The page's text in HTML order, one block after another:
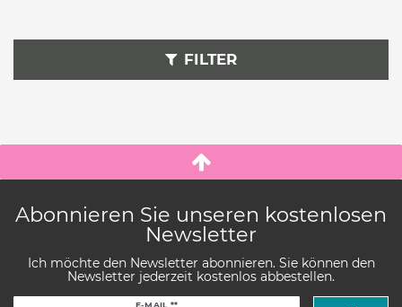
FILTER
Abonnieren Sie unseren kostenlosen
Newsletter
Ich möchte den Newsletter abonnieren. Sie können den
Newsletter jederzeit kostenlos abbestellen.